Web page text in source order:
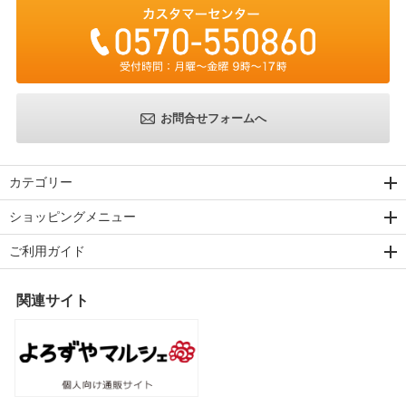
お問合せフォームへ
カテゴリー
ショッピングメニュー
ご利用ガイド
関連サイト